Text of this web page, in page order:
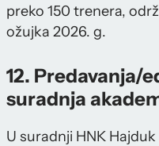
preko 150 trenera,
ožujka 2026. g.
12. Predavanja/
suradnja
U suradnji HNK